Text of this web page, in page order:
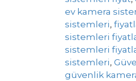
ev kamera
sistemleri,
sistemleri
sistemleri
sistemleri,
güvenlik